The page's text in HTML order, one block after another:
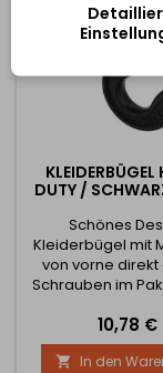
KLEIDERBÜGEL
DUTY /
Schönes
Kleiderbügel mit
von vorne direkt
Schrauben im
enthalten. Der
bis zu 87mm
55mm tief. Die
Preis
10,78 €
 In den